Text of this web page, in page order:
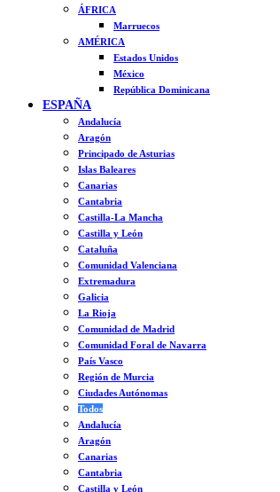
ÁFRICA
Marruecos
AMÉRICA
Estados Unidos
México
República Dominicana
ESPAÑA
Andalucía
Aragón
Principado de Asturias
Islas Baleares
Canarias
Cantabria
Castilla-La Mancha
Castilla y León
Cataluña
Comunidad Valenciana
Extremadura
Galicia
La Rioja
Comunidad de Madrid
Comunidad Foral de Navarra
País Vasco
Región de Murcia
Ciudades Autónomas
Todos
Andalucía
Aragón
Canarias
Cantabria
Castilla y León